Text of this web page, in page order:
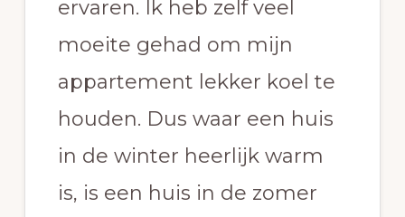
ervaren. Ik heb zelf veel
moeite gehad om mijn
appartement lekker koel te
houden. Dus waar een huis
in de winter heerlijk warm
is, is een huis in de zomer